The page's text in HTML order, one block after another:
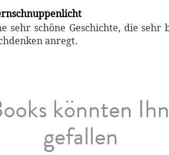
sehr schöne Geschichte, die
anregt.
könnten
gefallen